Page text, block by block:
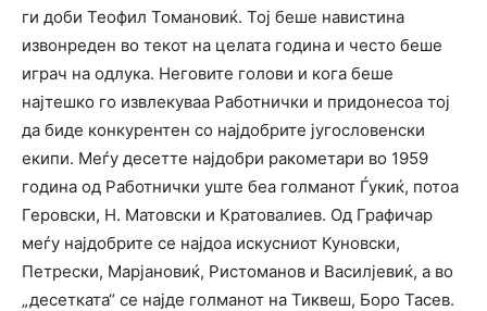
ги доби Теофил Томановиќ. Тој беше навистина
извонреден во текот на целата година и често беше
играч на одлука. Неговите голови и кога беше
најтешко го извлекуваа Работнички и придонесоа тој
да биде конкурентен со најдобрите југословенски
екипи. Меѓу десетте најдобри ракометари во 1959
година од Работнички уште беа голманот Ѓукиќ, потоа
Геровски, Н. Матовски и Кратовалиев. Од Графичар
меѓу најдобрите се најдоа искусниот Куновски,
Петрески, Марјановиќ, Ристоманов и Василјевиќ, а во
„десетката“ се најде голманот на Тиквеш, Боро Тасев.